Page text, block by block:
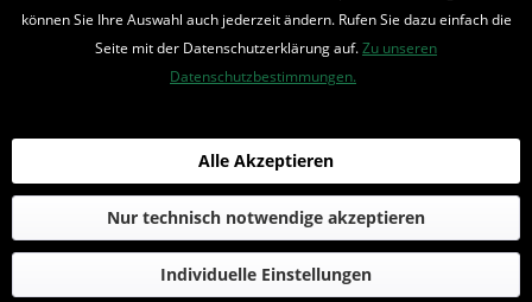
UNSER SHOP
Bestellung widerrufen
* Alle Preise inkl. MwSt. und zzgl.Bearbeitungspauschale
© 2016-2022 Romantruhe - Buchversand, Joachim Otto
die profilschmiede - Internetagentur
können Sie Ihre Auswahl auch jederzeit ändern. Rufen Sie dazu einfach die
Seite mit der Datenschutzerklärung auf.Zu unseren
Datenschutzbestimmungen.
Individuelle Einstellungen
Nur technisch notwendige akzeptieren
Alle Akzeptieren